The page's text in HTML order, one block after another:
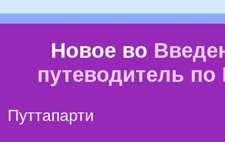
Новое во
путеводитель
Путтапарти